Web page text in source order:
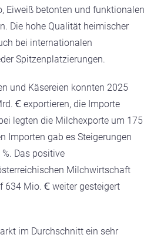
Eiweiß betonten und funktionalen
Die hohe Qualität heimischer
bei internationalen
Spitzenplatzierungen.
und Käsereien konnten 2025
Ꞓ exportieren, die Importe
legten die Milchexporte um 175
Importen gab es Steigerungen
Das positive
Milchwirtschaft
634 Mio. Ꞓ weiter gesteigert
im Durchschnitt ein sehr